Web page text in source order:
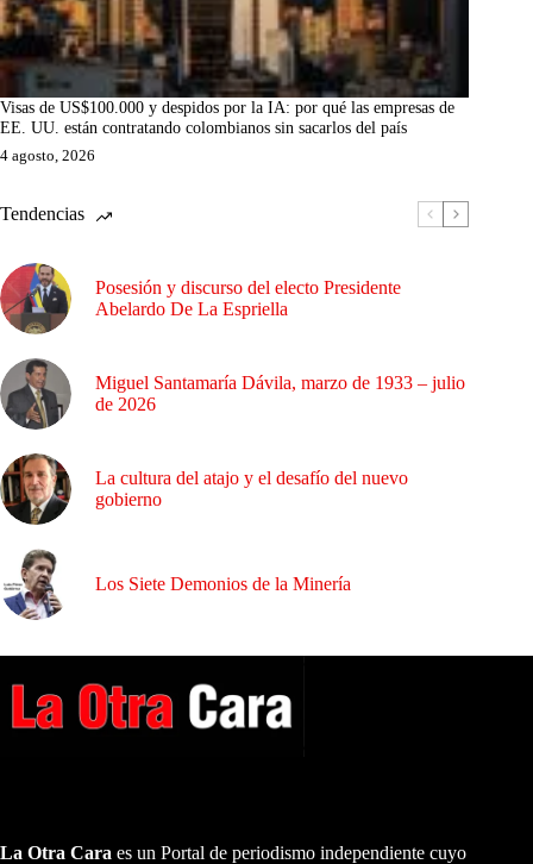
Visas de US$100.000 y despidos por la IA: por qué las empresas de
EE. UU. están contratando colombianos sin sacarlos del país
4 agosto, 2026
Tendencias
Posesión y discurso del electo Presidente
Abelardo De La Espriella
Miguel Santamaría Dávila, marzo de 1933 – julio
de 2026
La cultura del atajo y el desafío del nuevo
gobierno
Los Siete Demonios de la Minería
La Otra Cara es un Portal de periodismo independiente cuyo